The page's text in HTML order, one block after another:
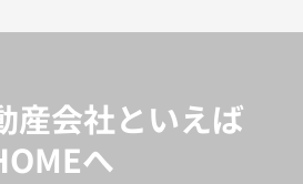
産会社といえば
へ